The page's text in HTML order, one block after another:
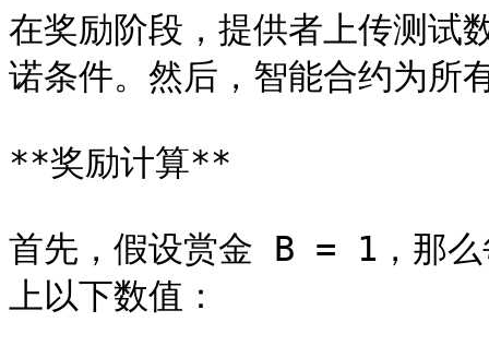
在奖励阶段，提供者上传测试
诺条件。然后，智能合约为所
**奖励计算**
首先，假设赏金 B = 1，那么
上以下数值：